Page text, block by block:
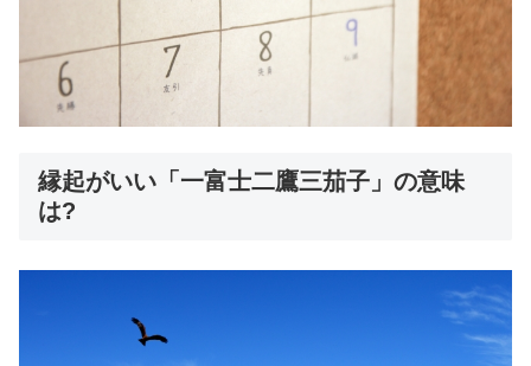
縁起がいい「一富士二鷹三茄子」の意味
は?